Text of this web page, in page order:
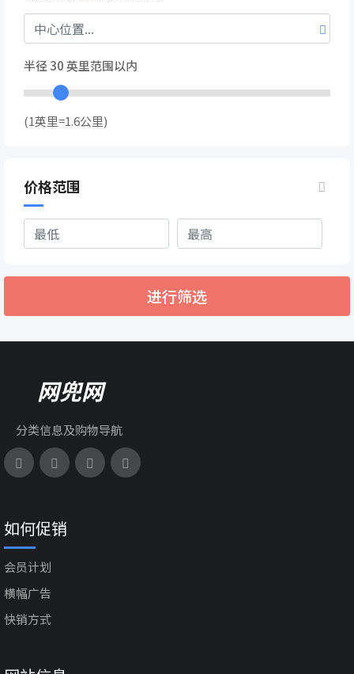
半径30英里范围以内
(1英里=1.6公里)
价格范围
进行筛选
网兜网
分类信息及购物导航
如何促销
会员计划
横幅广告
快销方式